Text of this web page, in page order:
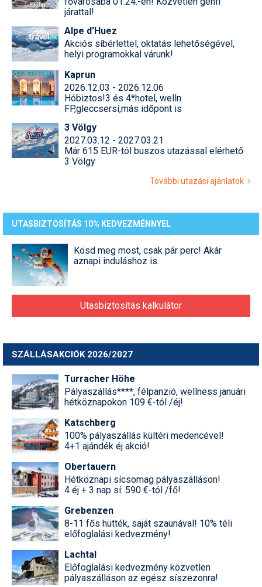
járattal!
Alpe d'Huez
Akciós síbérlettel, oktatás lehetőségével,
helyi programokkal várunk!
Kaprun
2026.12.03 - 2026.12.06
Hóbiztos!3 és 4*hotel, welln
FP,gleccsersí,más időpont is
3 Völgy
2027.03.12 - 2027.03.21
Már 615 EUR-tól buszos utazással elérhető
3 Völgy
További utazási ajánlatok
UTASBIZTOSÍTÁS 10% KEDVEZMÉNNYEL
Kösd meg most, csak pár perc! Akár
aznapi induláshoz is.
Utasbiztosítás kalkulátor
SZÁLLÁSAKCIÓK 2026/2027
Turracher Höhe
Pályaszállás****, félpanzió, wellness januári
hétköznapokon 109 €-tól /éj!
Katschberg
100% pályaszállás kültéri medencével!
4+1 ajándék éj akció!
Obertauern
Hétköznapi sícsomag pályaszálláson!
4 éj + 3 nap sí: 590 €-tól /fő!
Grebenzen
8-11 fős hütték, saját szaunával! 10% téli
előfoglalási kedvezmény!
Lachtal
Előfoglalási kedvezmény közvetlen
pályaszálláson az egész síszezonra!